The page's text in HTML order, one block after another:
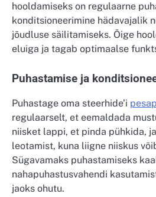
hooldamiseks on regulaarne
konditsioneerimine hädavajalik
jõudluse säilitamiseks. Õige
eluiga ja tagab optimaalse
Puhastamise ja
Puhastage oma steerhide’i
regulaarselt, et eemaldada
niisket lappi, et pinda pühkida,
leotamist, kuna liigne niiskus
Sügavamaks puhastamiseks
nahapuhastusvahendi
jaoks ohutu.